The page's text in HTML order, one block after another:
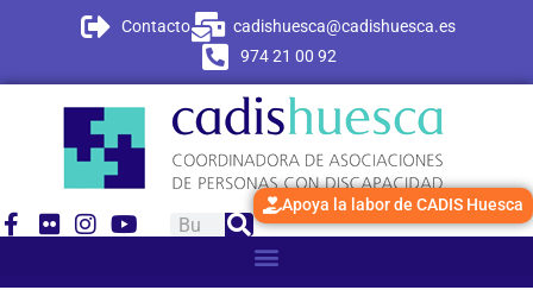
Contacto
cadishuesca@cadishuesca.es
974 21 00 92
Apoya la labor de CADIS Huesca